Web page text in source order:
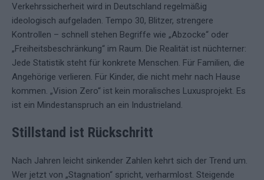
Verkehrssicherheit wird in Deutschland regelmäßig
ideologisch aufgeladen. Tempo 30, Blitzer, strengere
Kontrollen – schnell stehen Begriffe wie „Abzocke“ oder
„Freiheitsbeschränkung“ im Raum. Die Realität ist nüchterner:
Jede Statistik steht für konkrete Menschen. Für Familien, die
Angehörige verlieren. Für Kinder, die nicht mehr nach Hause
kommen. „Vision Zero“ ist kein moralisches Luxusprojekt. Es
ist ein Mindestanspruch an ein Industrieland.
Stillstand ist Rückschritt
Nach Jahren leicht sinkender Zahlen kehrt sich der Trend um.
Wer jetzt von „Stagnation“ spricht, verharmlost. Steigende